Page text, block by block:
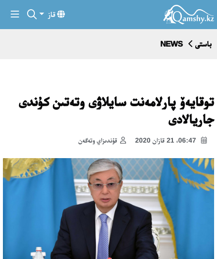
قاز
باستى NEWS
توقايەۆ پارلامەنت سايلاۋى وتەتىن كۇندى
جاريالادى
قۇندىزاي وتەگەن